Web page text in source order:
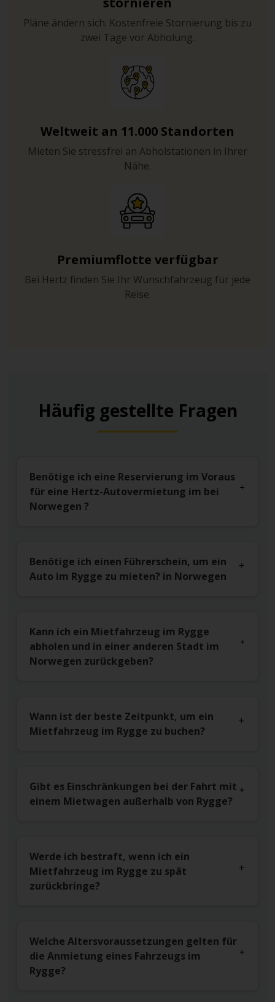
Pläne ändern sich. Kostenfreie Stornierung bis zu
zwei Tage vor Abholung.
Weltweit an 11.000 Standorten
Mieten Sie stressfrei an Abholstationen in Ihrer
Nähe.
Premiumflotte verfügbar
Bei Hertz finden Sie Ihr Wunschfahrzeug für jede
Reise.
Häufig gestellte Fragen
Benötige ich eine Reservierung im Voraus
für eine Hertz-Autovermietung im bei
Norwegen ?
Benötige ich einen Führerschein, um ein
Auto im Rygge zu mieten? in Norwegen
Kann ich ein Mietfahrzeug im Rygge
abholen und in einer anderen Stadt im
Norwegen zurückgeben?
Wann ist der beste Zeitpunkt, um ein
Mietfahrzeug im Rygge zu buchen?
Gibt es Einschränkungen bei der Fahrt mit
einem Mietwagen außerhalb von Rygge?
Werde ich bestraft, wenn ich ein
Mietfahrzeug im Rygge zu spät
zurückbringe?
Welche Altersvoraussetzungen gelten für
die Anmietung eines Fahrzeugs im
Rygge?